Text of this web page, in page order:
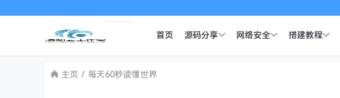
首页 源码分享 网络安全 搭建教程
主页 每天60秒读懂世界